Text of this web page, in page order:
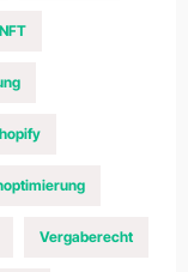
NFT
Vergaberecht